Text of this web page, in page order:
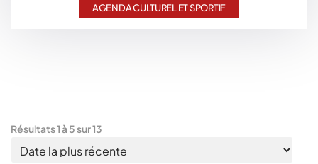
AGENDA CULTUREL ET SPORTIF
Résultats1à 5sur13